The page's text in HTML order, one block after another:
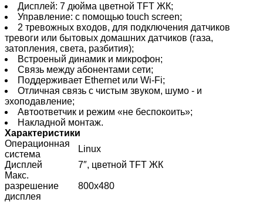
Дисплей: 7 дюйма цветной TFT ЖК;
Управление: с помощью touch screen;
2 тревожных входов, для подключения датчиков
тревоги или бытовых домашних датчиков (газа,
затопления, света, разбития);
Встроеный динамик и микрофон;
Связь между абонентами сети;
Поддерживает Ethernet или Wi-Fi;
Отличная связь с чистым звуком, шумо - и
эхоподавление;
Автоответчик и режим «не беспокоить»;
Накладной монтаж.
Характеристики
Операционная
система
Linux
Дисплей
7″, цветной TFT ЖК
Макс.
разрешение
дисплея
800х480